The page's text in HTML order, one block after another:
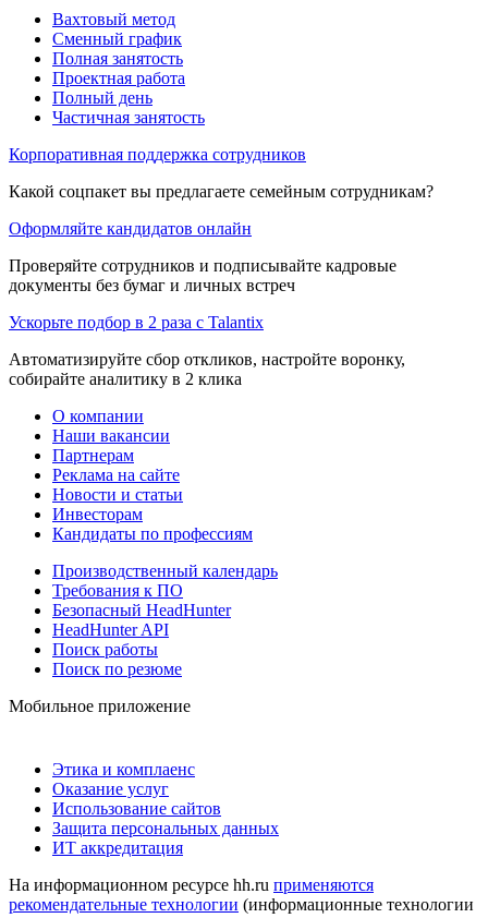
Вахтовый метод
Сменный график
Полная занятость
Проектная работа
Полный день
Частичная занятость
Корпоративная поддержка сотрудников
Какой соцпакет вы предлагаете семейным сотрудникам?
Оформляйте кандидатов онлайн
Проверяйте сотрудников и подписывайте кадровые
документы без бумаг и личных встреч
Ускорьте подбор в 2 раза с Talantix
Автоматизируйте сбор откликов, настройте воронку,
собирайте аналитику в 2 клика
О компании
Наши вакансии
Партнерам
Реклама на сайте
Новости и статьи
Инвесторам
Кандидаты по профессиям
Производственный календарь
Требования к ПО
Безопасный HeadHunter
HeadHunter API
Поиск работы
Поиск по резюме
Мобильное приложение
Этика и комплаенс
Оказание услуг
Использование сайтов
Защита персональных данных
ИТ аккредитация
На информационном ресурсе hh.ru применяются
рекомендательные технологии (информационные технологии